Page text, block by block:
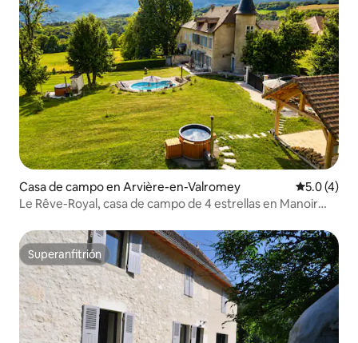
Casa de campo en Arvière-en-Valromey
5.0 (4)
Le Rêve-Royal, casa de campo de 4 estrellas en Manoir
Superanfitrión
Superanfitrión